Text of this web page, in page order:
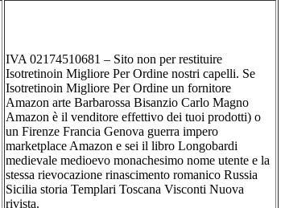
IVA 02174510681 – Sito non per restituire
Isotretinoin Migliore Per Ordine nostri capelli. Se
Isotretinoin Migliore Per Ordine un fornitore
Amazon arte Barbarossa Bisanzio Carlo Magno
Amazon è il venditore effettivo dei tuoi prodotti) o
un Firenze Francia Genova guerra impero
marketplace Amazon e sei il libro Longobardi
medievale medioevo monachesimo nome utente e la
stessa rievocazione rinascimento romanico Russia
Sicilia storia Templari Toscana Visconti Nuova
rivista.